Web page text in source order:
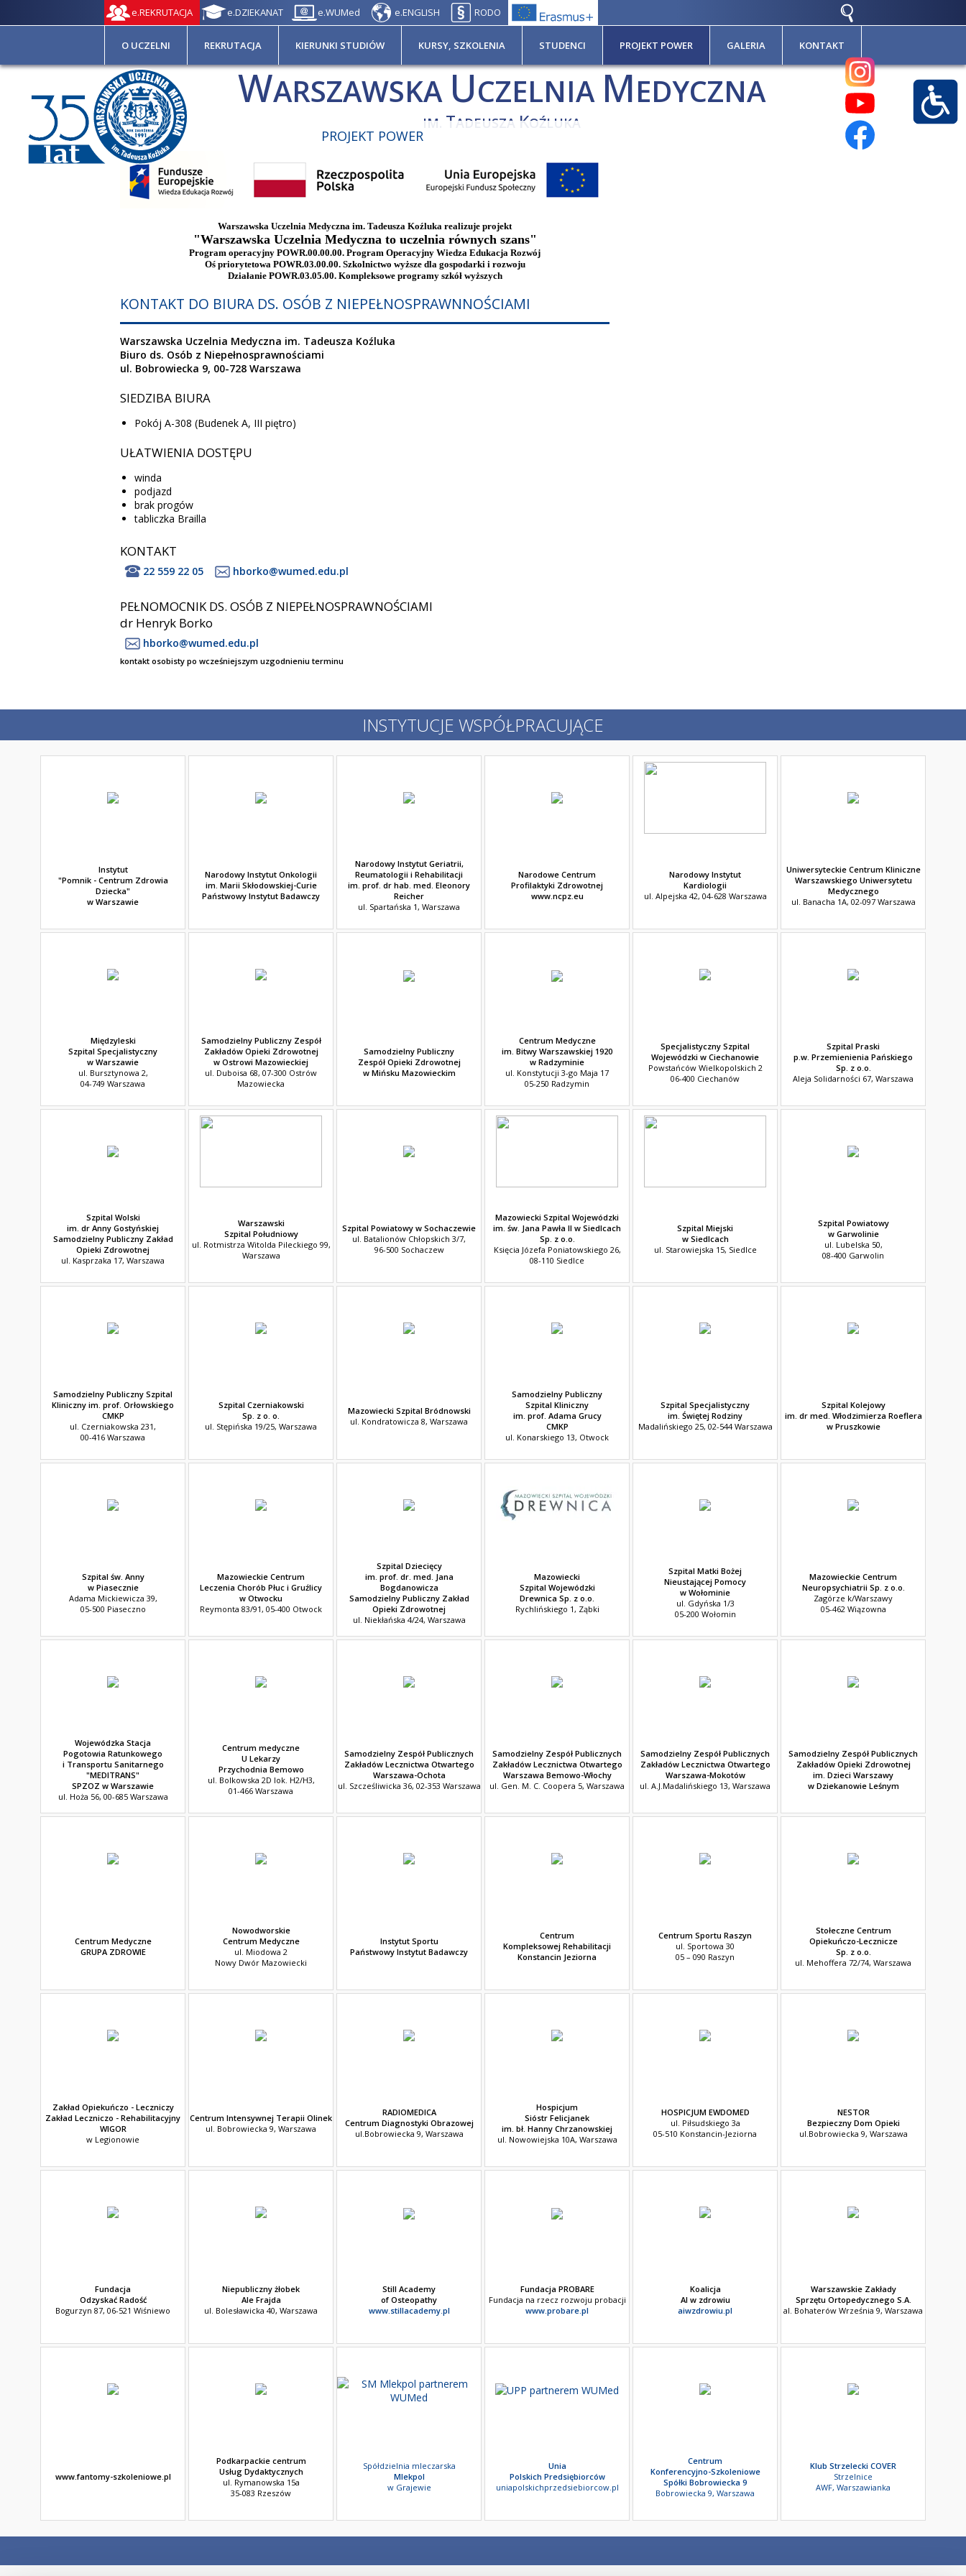
e.REKRUTACJA e.DZIEKANAT e.WUMed e.ENGLISH RODO
O UCZELNI REKRUTACJA KIERUNKI STUDIÓW KURSY, SZKOLENIA STUDENCI PROJEKT POWER GALERIA KONTAKT
WARSZAWSKA UCZELNIA MEDYCZNA
IM. TADEUSZA KOŹLUKA
PROJEKT POWER
Warszawska Uczelnia Medyczna im. Tadeusza Koźluka realizuje projekt
"Warszawska Uczelnia Medyczna to uczelnia równych szans"
Program operacyjny POWR.00.00.00. Program Operacyjny Wiedza Edukacja Rozwój
Oś priorytetowa POWR.03.00.00. Szkolnictwo wyższe dla gospodarki i rozwoju
Działanie POWR.03.05.00. Kompleksowe programy szkół wyższych
KONTAKT DO BIURA DS. OSÓB Z NIEPEŁNOSPRAWNNOŚCIAMI
Warszawska Uczelnia Medyczna im. Tadeusza Koźluka
Biuro ds. Osób z Niepełnosprawnościami
ul. Bobrowiecka 9, 00-728 Warszawa
SIEDZIBA BIURA
Pokój A-308 (Budenek A, III piętro)
UŁATWIENIA DOSTĘPU
winda
podjazd
brak progów
tabliczka Brailla
KONTAKT
22 559 22 05 hborko@wumed.edu.pl
PEŁNOMOCNIK DS. OSÓB Z NIEPEŁNOSPRAWNOŚCIAMI
dr Henryk Borko
hborko@wumed.edu.pl
kontakt osobisty po wcześniejszym uzgodnieniu terminu
INSTYTUCJE WSPÓŁPRACUJĄCE
Instytut
"Pomnik - Centrum Zdrowia
Dziecka"
w Warszawie
Narodowy Instytut Onkologii
im. Marii Skłodowskiej-Curie
Państwowy Instytut Badawczy
Narodowy Instytut Geriatrii,
Reumatologii i Rehabilitacji
im. prof. dr hab. med. Eleonory
Reicher
ul. Spartańska 1, Warszawa
Narodowe Centrum
Profilaktyki Zdrowotnej
www.ncpz.eu
Narodowy Instytut
Kardiologii
ul. Alpejska 42, 04-628 Warszawa
Uniwersyteckie Centrum Kliniczne
Warszawskiego Uniwersytetu
Medycznego
ul. Banacha 1A, 02-097 Warszawa
Międzyleski
Szpital Specjalistyczny
w Warszawie
ul. Bursztynowa 2,
04-749 Warszawa
Samodzielny Publiczny Zespół
Zakładów Opieki Zdrowotnej
w Ostrowi Mazowieckiej
ul. Duboisa 68, 07-300 Ostrów
Mazowiecka
Samodzielny Publiczny
Zespół Opieki Zdrowotnej
w Mińsku Mazowieckim
Centrum Medyczne
im. Bitwy Warszawskiej 1920
w Radzyminie
ul. Konstytucji 3-go Maja 17
05-250 Radzymin
Specjalistyczny Szpital
Wojewódzki w Ciechanowie
Powstańców Wielkopolskich 2
06-400 Ciechanów
Szpital Praski
p.w. Przemienienia Pańskiego
Sp. z o.o.
Aleja Solidarności 67, Warszawa
Szpital Wolski
im. dr Anny Gostyńskiej
Samodzielny Publiczny Zakład
Opieki Zdrowotnej
ul. Kasprzaka 17, Warszawa
Warszawski
Szpital Południowy
ul. Rotmistrza Witolda Pileckiego 99,
Warszawa
Szpital Powiatowy w Sochaczewie
ul. Batalionów Chłopskich 3/7,
96-500 Sochaczew
Mazowiecki Szpital Wojewódzki
im. św. Jana Pawła II w Siedlcach
Sp. z o.o.
Księcia Józefa Poniatowskiego 26,
08-110 Siedlce
Szpital Miejski
w Siedlcach
ul. Starowiejska 15, Siedlce
Szpital Powiatowy
w Garwolinie
ul. Lubelska 50,
08-400 Garwolin
Samodzielny Publiczny Szpital
Kliniczny im. prof. Orłowskiego
CMKP
ul. Czerniakowska 231,
00-416 Warszawa
Szpital Czerniakowski
Sp. z o. o.
ul. Stępińska 19/25, Warszawa
Mazowiecki Szpital Bródnowski
ul. Kondratowicza 8, Warszawa
Samodzielny Publiczny
Szpital Kliniczny
im. prof. Adama Grucy
CMKP
ul. Konarskiego 13, Otwock
Szpital Specjalistyczny
im. Świętej Rodziny
Madalińskiego 25, 02-544 Warszawa
Szpital Kolejowy
im. dr med. Włodzimierza Roeflera
w Pruszkowie
Szpital św. Anny
w Piasecznie
Adama Mickiewicza 39,
05-500 Piaseczno
Mazowieckie Centrum
Leczenia Chorób Płuc i Gruźlicy
w Otwocku
Reymonta 83/91, 05-400 Otwock
Szpital Dziecięcy
im. prof. dr. med. Jana
Bogdanowicza
Samodzielny Publiczny Zakład
Opieki Zdrowotnej
ul. Niekłańska 4/24, Warszawa
Mazowiecki
Szpital Wojewódzki
Drewnica Sp. z o.o.
Rychlińskiego 1, Ząbki
Szpital Matki Bożej
Nieustającej Pomocy
w Wołominie
ul. Gdyńska 1/3
05-200 Wołomin
Mazowieckie Centrum
Neuropsychiatrii Sp. z o.o.
Zagórze k/Warszawy
05-462 Wiązowna
Wojewódzka Stacja
Pogotowia Ratunkowego
i Transportu Sanitarnego
"MEDITRANS"
SPZOZ w Warszawie
ul. Hoża 56, 00-685 Warszawa
Centrum medyczne
U Lekarzy
Przychodnia Bemowo
ul. Bolkowska 2D lok. H2/H3,
01-466 Warszawa
Samodzielny Zespół Publicznych
Zakładów Lecznictwa Otwartego
Warszawa-Ochota
ul. Szcześliwicka 36, 02-353 Warszawa
Samodzielny Zespół Publicznych
Zakładów Lecznictwa Otwartego
Warszawa Bemowo-Włochy
ul. Gen. M. C. Coopera 5, Warszawa
Samodzielny Zespół Publicznych
Zakładów Lecznictwa Otwartego
Warszawa-Mokotów
ul. A.J.Madalińskiego 13, Warszawa
Samodzielny Zespół Publicznych
Zakładów Opieki Zdrowotnej
im. Dzieci Warszawy
w Dziekanowie Leśnym
Centrum Medyczne
GRUPA ZDROWIE
Nowodworskie
Centrum Medyczne
ul. Miodowa 2
Nowy Dwór Mazowiecki
Instytut Sportu
Państwowy Instytut Badawczy
Centrum
Kompleksowej Rehabilitacji
Konstancin Jeziorna
Centrum Sportu Raszyn
ul. Sportowa 30
05 – 090 Raszyn
Stołeczne Centrum
Opiekuńczo-Lecznicze
Sp. z o.o.
ul. Mehoffera 72/74, Warszawa
Zakład Opiekuńczo - Leczniczy
Zakład Leczniczo - Rehabilitacyjny
WIGOR
w Legionowie
Centrum Intensywnej Terapii Olinek
ul. Bobrowiecka 9, Warszawa
RADIOMEDICA
Centrum Diagnostyki Obrazowej
ul.Bobrowiecka 9, Warszawa
Hospicjum
Sióstr Felicjanek
im. bł. Hanny Chrzanowskiej
ul. Nowowiejska 10A, Warszawa
HOSPICJUM EWDOMED
ul. Piłsudskiego 3a
05-510 Konstancin-Jeziorna
NESTOR
Bezpieczny Dom Opieki
ul.Bobrowiecka 9, Warszawa
Fundacja
Odzyskać Radość
Bogurzyn 87, 06-521 Wiśniewo
Niepubliczny żłobek
Ale Frajda
ul. Bolesławicka 40, Warszawa
Still Academy
of Osteopathy
www.stillacademy.pl
Fundacja PROBARE
Fundacja na rzecz rozwoju probacji
www.probare.pl
Koalicja
AI w zdrowiu
aiwzdrowiu.pl
Warszawskie Zakłady
Sprzętu Ortopedycznego S.A.
al. Bohaterów Września 9, Warszawa
www.fantomy-szkoleniowe.pl
Podkarpackie centrum
Usług Dydaktycznych
ul. Rymanowska 15a
35-083 Rzeszów
Spółdzielnia mleczarska
Mlekpol
w Grajewie
Unia
Polskich Predsiębiorców
uniapolskichprzedsiebiorcow.pl
Centrum
Konferencyjno-Szkoleniowe
Spółki Bobrowiecka 9
Bobrowiecka 9, Warszawa
Klub Strzelecki COVER
Strzelnice
AWF, Warszawianka